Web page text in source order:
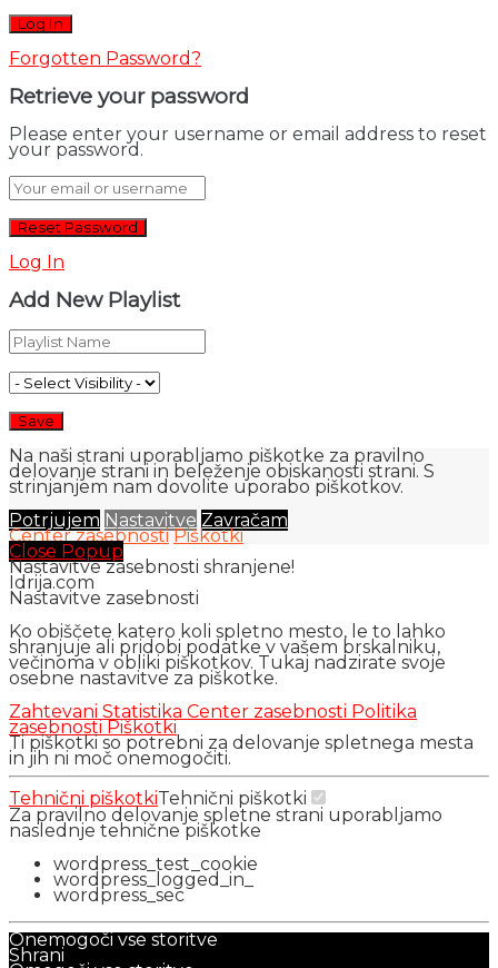
Forgotten Password?
Retrieve your password
Please enter your username or email address to reset
your password.
Log In
Add New Playlist
Na naši strani uporabljamo piškotke za pravilno
delovanje strani in beleženje obiskanosti strani. S
strinjanjem nam dovolite uporabo piškotkov.
Potrjujem Nastavitve Zavračam
Center zasebnosti Piškotki
Close Popup
Nastavitve zasebnosti shranjene!
Idrija.com
Nastavitve zasebnosti
Ko obiščete katero koli spletno mesto, le to lahko
shranjuje ali pridobi podatke v vašem brskalniku,
večinoma v obliki piškotkov. Tukaj nadzirate svoje
osebne nastavitve za piškotke.
Zahtevani Statistika Center zasebnosti Politika
zasebnosti Piškotki
Ti piškotki so potrebni za delovanje spletnega mesta
in jih ni moč onemogočiti.
Tehnični piškotkiTehnični piškotki
Za pravilno delovanje spletne strani uporabljamo
naslednje tehnične piškotke
wordpress_test_cookie
wordpress_logged_in_
wordpress_sec
Onemogoči vse storitve
Shrani